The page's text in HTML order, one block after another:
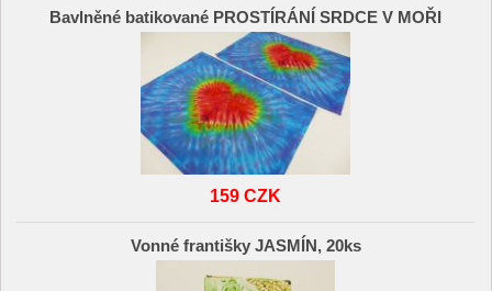
Bavlněné batikované PROSTÍRÁNÍ SRDCE V MOŘI
159 CZK
Vonné františky JASMÍN, 20ks